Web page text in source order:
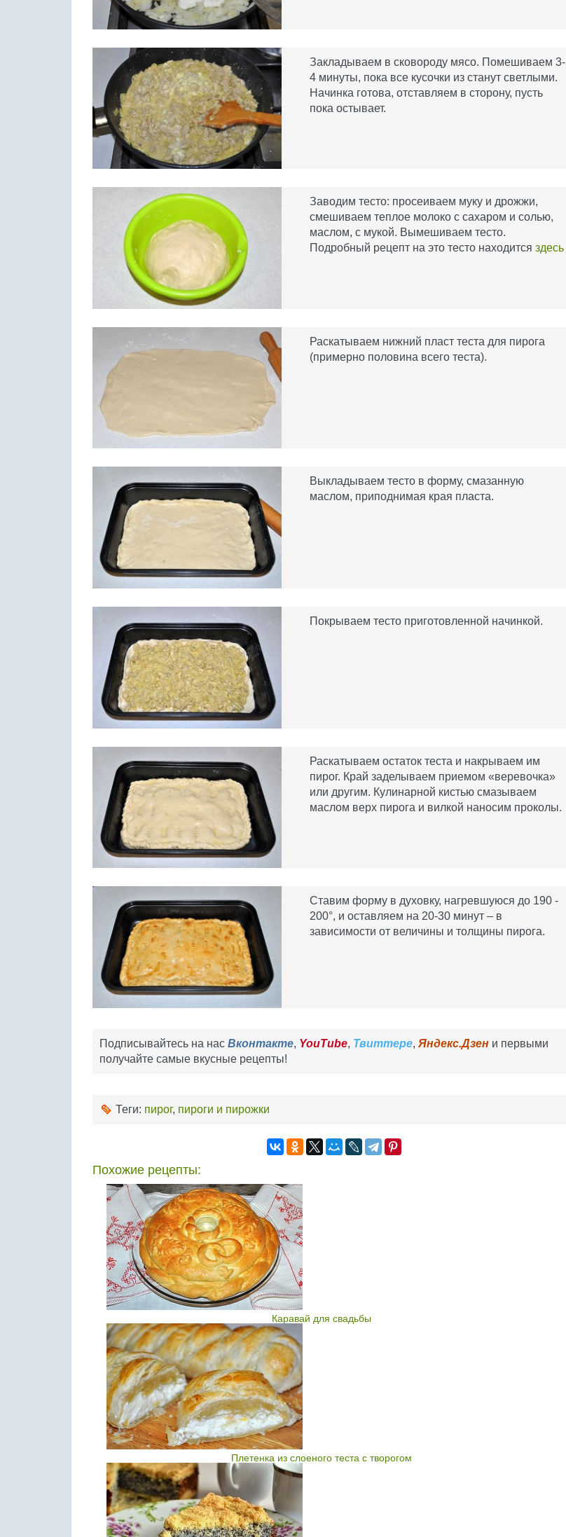
Закладываем в сковороду мясо. Помешиваем 3-
4 минуты, пока все кусочки из станут светлыми.
Начинка готова, отставляем в сторону, пусть
пока остывает.
Заводим тесто: просеиваем муку и дрожжи,
смешиваем теплое молоко с сахаром и солью,
маслом, с мукой. Вымешиваем тесто.
Подробный рецепт на это тесто находится здесь
Раскатываем нижний пласт теста для пирога
(примерно половина всего теста).
Выкладываем тесто в форму, смазанную
маслом, приподнимая края пласта.
Покрываем тесто приготовленной начинкой.
Раскатываем остаток теста и накрываем им
пирог. Край заделываем приемом «веревочка»
или другим. Кулинарной кистью смазываем
маслом верх пирога и вилкой наносим проколы.
Ставим форму в духовку, нагревшуюся до 190 -
200°, и оставляем на 20-30 минут – в
зависимости от величины и толщины пирога.
Подписывайтесь на нас Вконтакте, YouTube, Твиттере, Яндекс.Дзен и первыми
получайте самые вкусные рецепты!
Теги: пирог, пироги и пирожки
Похожие рецепты:
Каравай для свадьбы
Плетенка из слоеного теста с творогом